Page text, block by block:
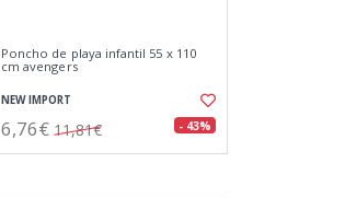
Poncho de playa infantil 55 x 110
cm avengers
NEW IMPORT
6,76€ 11,81€ - 43%